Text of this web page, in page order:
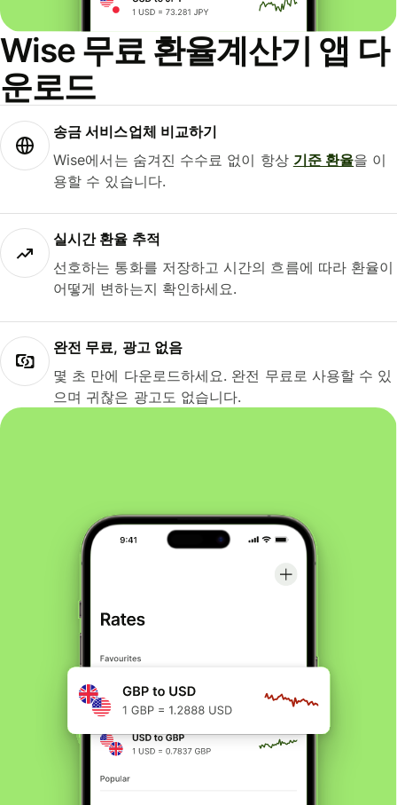
Wise 무료 환율계산기 앱 다
운로드
송금 서비스업체 비교하기
Wise에서는 숨겨진 수수료 없이 항상 기준 환율을 이
용할 수 있습니다.
실시간 환율 추적
선호하는 통화를 저장하고 시간의 흐름에 따라 환율이
어떻게 변하는지 확인하세요.
완전 무료, 광고 없음
몇 초 만에 다운로드하세요. 완전 무료로 사용할 수 있
으며 귀찮은 광고도 없습니다.